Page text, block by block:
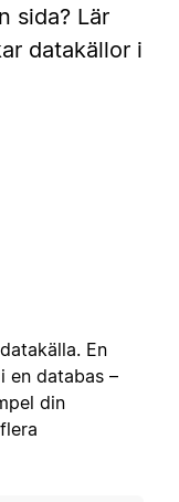
sida? Lär
datakällor i
En
en databas –
din